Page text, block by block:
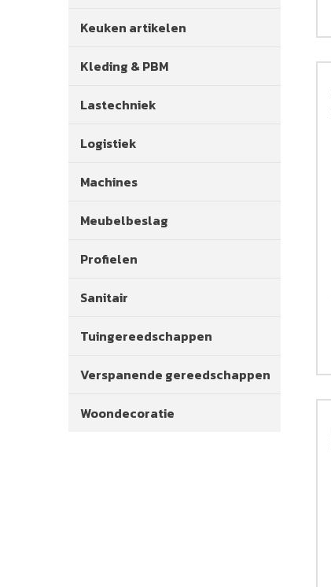
Keuken artikelen
Kleding & PBM
Lastechniek
Logistiek
Machines
Meubelbeslag
Profielen
Sanitair
Tuingereedschappen
Verspanende gereedschappen
Woondecoratie